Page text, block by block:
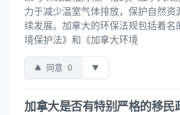
力于减少温室气体排放，保护自然资
续发展。加拿大的环保法规包括着名
境保护法》和《加拿大环境
同意 0
加拿大是否有特别严格的移民